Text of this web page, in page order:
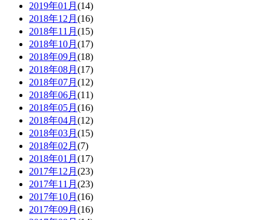
2019年01月 (14)
2018年12月 (16)
2018年11月 (15)
2018年10月 (17)
2018年09月 (18)
2018年08月 (17)
2018年07月 (12)
2018年06月 (11)
2018年05月 (16)
2018年04月 (12)
2018年03月 (15)
2018年02月 (7)
2018年01月 (17)
2017年12月 (23)
2017年11月 (23)
2017年10月 (16)
2017年09月 (16)